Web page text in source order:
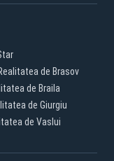
de Brasov
de Braila
de Giurgiu
de Vaslui